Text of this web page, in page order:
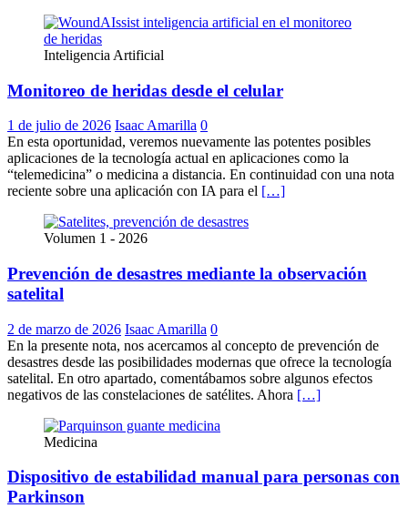
Inteligencia Artificial
Monitoreo de heridas desde el celular
1 de julio de 2026 Isaac Amarilla 0
En esta oportunidad, veremos nuevamente las potentes posibles
aplicaciones de la tecnología actual en aplicaciones como la
“telemedicina” o medicina a distancia. En continuidad con una nota
reciente sobre una aplicación con IA para el […]
Volumen 1 - 2026
Prevención de desastres mediante la observación
satelital
2 de marzo de 2026 Isaac Amarilla 0
En la presente nota, nos acercamos al concepto de prevención de
desastres desde las posibilidades modernas que ofrece la tecnología
satelital. En otro apartado, comentábamos sobre algunos efectos
negativos de las constelaciones de satélites. Ahora […]
Medicina
Dispositivo de estabilidad manual para personas con
Parkinson